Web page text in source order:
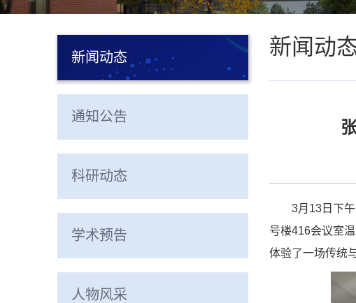
新闻动态
通知公告
科研动态
学术预告
人物风采
新闻动
3月13日下
号楼416会议室
体验了一场传统